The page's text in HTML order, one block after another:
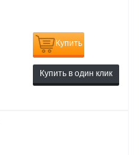
Купить
Купить в один клик